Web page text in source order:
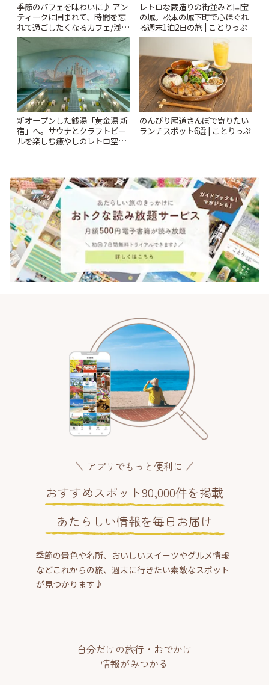
季節のパフェを味わいに♪ アン
ティークに囲まれて、時間を忘
れて過ごしたくなるカフェ/浅草
「annorum cafe」 | ことりっぷ
レトロな蔵造りの街並みと国宝
の城。松本の城下町で心ほぐれ
る週末1泊2日の旅 | ことりっぷ
新オープンした銭湯「黄金湯 新
宿」へ。サウナとクラフトビー
ルを楽しむ癒やしのレトロ空間
のんびり尾道さんぽで寄りたい
ランチスポット6選 | ことりっぷ
アプリでもっと便利に
おすすめスポット90,000件を掲載
あたらしい情報を毎日お届け
季節の景色や名所、おいしいスイーツやグルメ情報
などこれからの旅、週末に行きたい素敵なスポット
が見つかります♪
自分だけの旅行・おでかけ
情報がみつかる